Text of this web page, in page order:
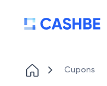
Cupons